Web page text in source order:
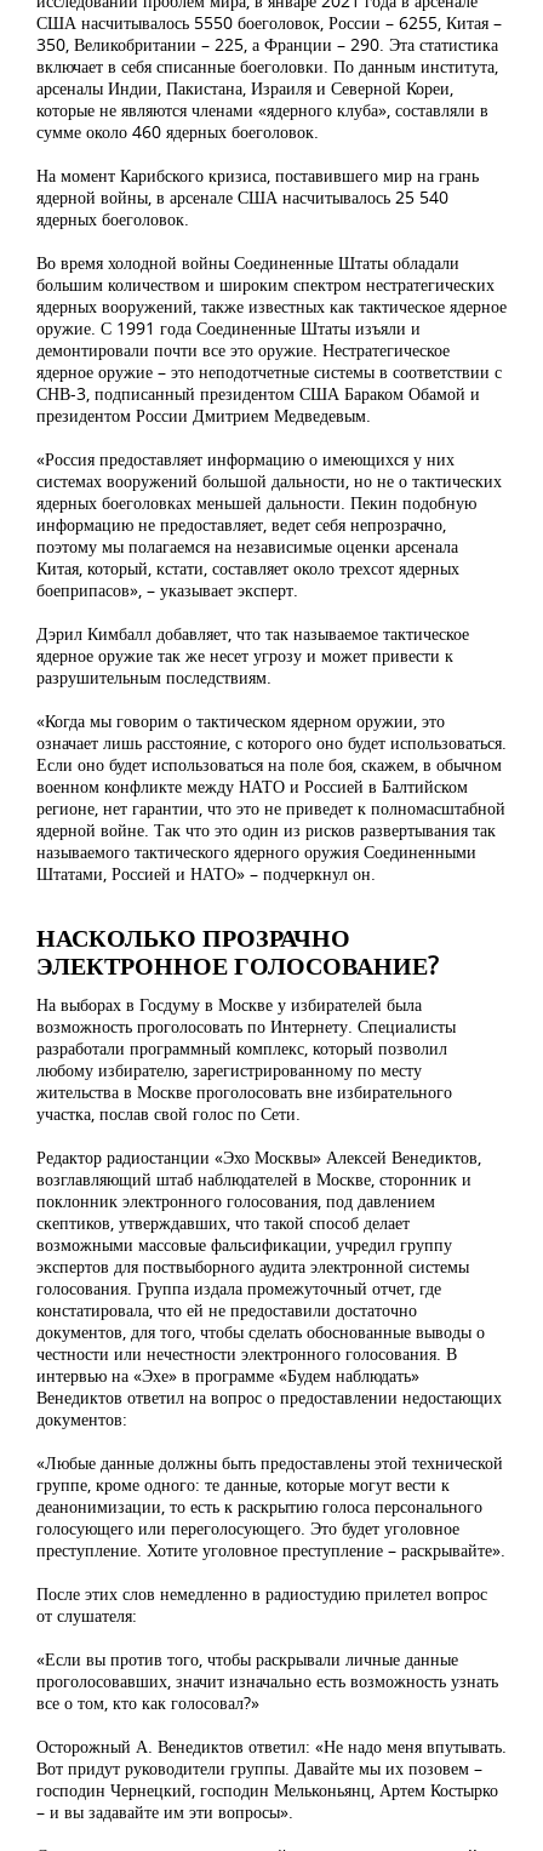
США насчитывалось 5550 боеголовок, России – 6255, Китая –
350, Великобритании – 225, а Франции – 290. Эта статистика
включает в себя списанные боеголовки. По данным института,
арсеналы Индии, Пакистана, Израиля и Северной Кореи,
которые не являются членами «ядерного клуба», составляли в
сумме около 460 ядерных боеголовок.
На момент Карибского кризиса, поставившего мир на грань
ядерной войны, в арсенале США насчитывалось 25 540
ядерных боеголовок.
Во время холодной войны Соединенные Штаты обладали
большим количеством и широким спектром нестратегических
ядерных вооружений, также известных как тактическое ядерное
оружие. С 1991 года Соединенные Штаты изъяли и
демонтировали почти все это оружие. Нестратегическое
ядерное оружие – это неподотчетные системы в соответствии с
СНВ-3, подписанный президентом США Бараком Обамой и
президентом России Дмитрием Медведевым.
«Россия предоставляет информацию о имеющихся у них
системах вооружений большой дальности, но не о тактических
ядерных боеголовках меньшей дальности. Пекин подобную
информацию не предоставляет, ведет себя непрозрачно,
поэтому мы полагаемся на независимые оценки арсенала
Китая, который, кстати, составляет около трехсот ядерных
боеприпасов», – указывает эксперт.
Дэрил Кимбалл добавляет, что так называемое тактическое
ядерное оружие так же несет угрозу и может привести к
разрушительным последствиям.
«Когда мы говорим о тактическом ядерном оружии, это
означает лишь расстояние, с которого оно будет использоваться.
Если оно будет использоваться на поле боя, скажем, в обычном
военном конфликте между НАТО и Россией в Балтийском
регионе, нет гарантии, что это не приведет к полномасштабной
ядерной войне. Так что это один из рисков развертывания так
называемого тактического ядерного оружия Соединенными
Штатами, Россией и НАТО» – подчеркнул он.
НАСКОЛЬКО ПРОЗРАЧНО
ЭЛЕКТРОННОЕ ГОЛОСОВАНИЕ?
На выборах в Госдуму в Москве у избирателей была
возможность проголосовать по Интернету. Специалисты
разработали программный комплекс, который позволил
любому избирателю, зарегистрированному по месту
жительства в Москве проголосовать вне избирательного
участка, послав свой голос по Сети.
Редактор радиостанции «Эхо Москвы» Алексей Венедиктов,
возглавляющий штаб наблюдателей в Москве, сторонник и
поклонник электронного голосования, под давлением
скептиков, утверждавших, что такой способ делает
возможными массовые фальсификации, учредил группу
экспертов для поствыборного аудита электронной системы
голосования. Группа издала промежуточный отчет, где
констатировала, что ей не предоставили достаточно
документов, для того, чтобы сделать обоснованные выводы о
честности или нечестности электронного голосования. В
интервью на «Эхе» в программе «Будем наблюдать»
Венедиктов ответил на вопрос о предоставлении недостающих
документов:
«Любые данные должны быть предоставлены этой технической
группе, кроме одного: те данные, которые могут вести к
деанонимизации, то есть к раскрытию голоса персонального
голосующего или переголосующего. Это будет уголовное
преступление. Хотите уголовное преступление – раскрывайте».
После этих слов немедленно в радиостудию прилетел вопрос
от слушателя:
«Если вы против того, чтобы раскрывали личные данные
проголосовавших, значит изначально есть возможность узнать
все о том, кто как голосовал?»
Осторожный А. Венедиктов ответил: «Не надо меня впутывать.
Вот придут руководители группы. Давайте мы их позовем –
господин Чернецкий, господин Мельконьянц, Артем Костырко
– и вы задавайте им эти вопросы».